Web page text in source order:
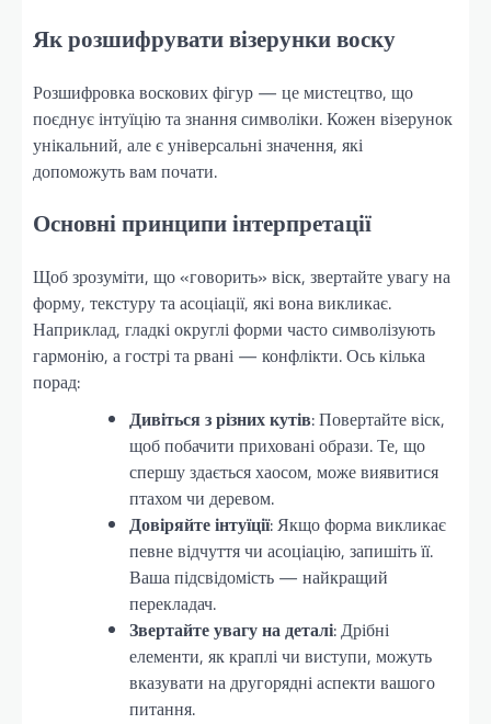
Як розшифрувати візерунки воску
Розшифровка воскових фігур — це мистецтво, що
поєднує інтуїцію та знання символіки. Кожен візерунок
унікальний, але є універсальні значення, які
допоможуть вам почати.
Основні принципи інтерпретації
Щоб зрозуміти, що «говорить» віск, звертайте увагу на
форму, текстуру та асоціації, які вона викликає.
Наприклад, гладкі округлі форми часто символізують
гармонію, а гострі та рвані — конфлікти. Ось кілька
порад:
Дивіться з різних кутів: Повертайте віск,
щоб побачити приховані образи. Те, що
спершу здається хаосом, може виявитися
птахом чи деревом.
Довіряйте інтуїції: Якщо форма викликає
певне відчуття чи асоціацію, запишіть її.
Ваша підсвідомість — найкращий
перекладач.
Звертайте увагу на деталі: Дрібні
елементи, як краплі чи виступи, можуть
вказувати на другорядні аспекти вашого
питання.